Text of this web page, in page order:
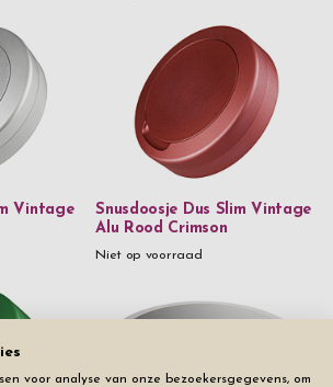
Vintage
Snusdoosje Dus Slim Vintage
Alu Rood Crimson
Niet op voorraad
voor analyse van onze bezoekersgegevens, om